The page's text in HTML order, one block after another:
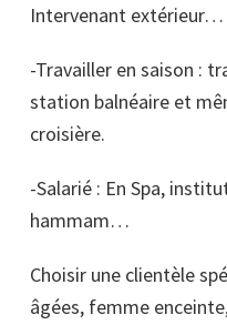
Intervenant extérieur…
-Travailler en saison :
station balnéaire et
croisière.
-Salarié : En Spa,
hammam…
Choisir une clientèle
âgées, femme